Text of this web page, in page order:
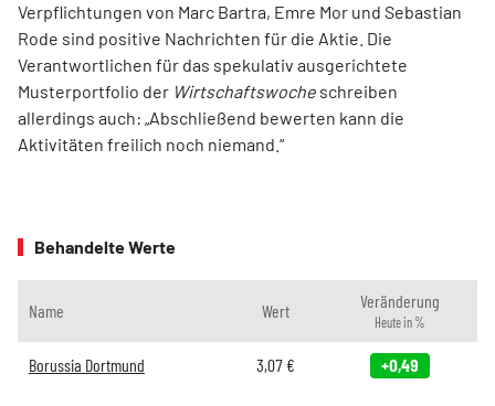
Verpflichtungen von Marc Bartra, Emre Mor und Sebastian
Rode sind positive Nachrichten für die Aktie. Die
Verantwortlichen für das spekulativ ausgerichtete
Musterportfolio der Wirtschaftswoche schreiben
allerdings auch: „Abschließend bewerten kann die
Aktivitäten freilich noch niemand.“
Behandelte Werte
Name Wert Veränderung
Heute in %
Borussia Dortmund 3,07€ +0,49